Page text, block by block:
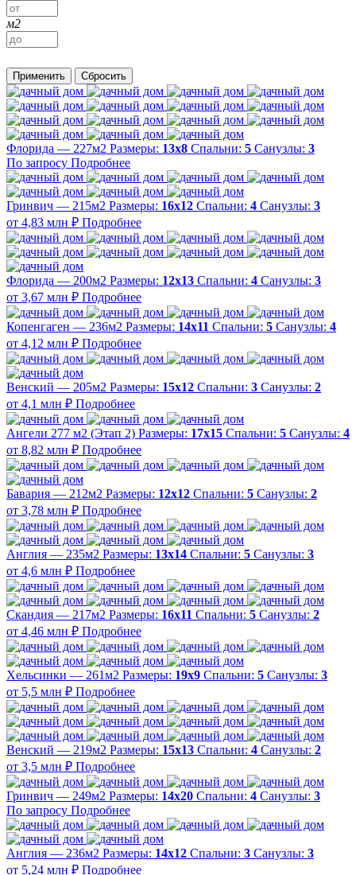
м2
Применить Сбросить
Флорида — 227м2 Размеры: 13х8 Спальни: 5 Санузлы: 3
По запросу Подробнее
Гринвич — 215м2 Размеры: 16х12 Спальни: 4 Санузлы: 3
от 4,83 млн ₽ Подробнее
Флорида — 200м2 Размеры: 12х13 Спальни: 4 Санузлы: 3
от 3,67 млн ₽ Подробнее
Копенгаген — 236м2 Размеры: 14х11 Спальни: 5 Санузлы: 4
от 4,12 млн ₽ Подробнее
Венский — 205м2 Размеры: 15х12 Спальни: 3 Санузлы: 2
от 4,1 млн ₽ Подробнее
Ангели 277 м2 (Этап 2) Размеры: 17х15 Спальни: 5 Санузлы: 4
от 8,82 млн ₽ Подробнее
Бавария — 212м2 Размеры: 12х12 Спальни: 5 Санузлы: 2
от 3,78 млн ₽ Подробнее
Англия — 235м2 Размеры: 13х14 Спальни: 5 Санузлы: 3
от 4,6 млн ₽ Подробнее
Скандия — 217м2 Размеры: 16х11 Спальни: 5 Санузлы: 2
от 4,46 млн ₽ Подробнее
Хельсинки — 261м2 Размеры: 19х9 Спальни: 5 Санузлы: 3
от 5,5 млн ₽ Подробнее
Венский — 219м2 Размеры: 15х13 Спальни: 4 Санузлы: 2
от 3,5 млн ₽ Подробнее
Гринвич — 249м2 Размеры: 14х20 Спальни: 4 Санузлы: 3
По запросу Подробнее
Англия — 236м2 Размеры: 14х12 Спальни: 3 Санузлы: 3
от 5,24 млн ₽ Подробнее